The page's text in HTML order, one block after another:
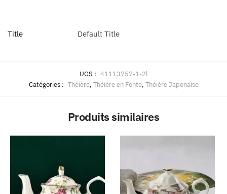
Title Default Title
UGS : 41113757-1-2l
Catégories : Théière, Théière en Fonte, Théière Japonaise
Produits similaires